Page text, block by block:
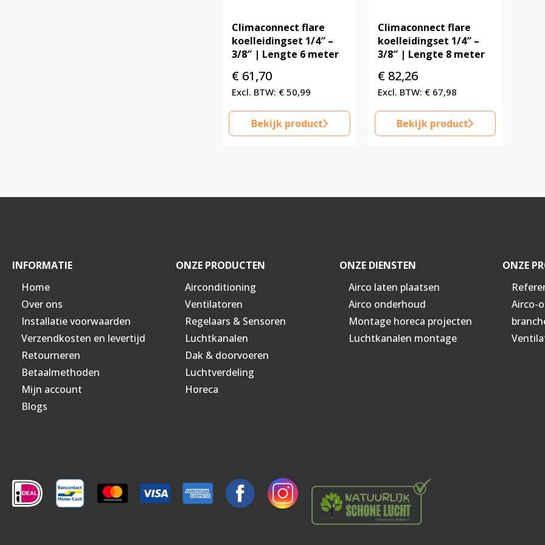
Climaconnect flare
koelleidingset 1/4″ –
3/8″ | Lengte 6 meter
€ 61,70
€ 50,99
Bekijk product
Climaconnect flare
koelleidingset 1/4″ –
3/8″ | Lengte 8 meter
€82,26
€67,98
Bekijk product
INFORMATIE
Home
Over ons
Installatie voorwaarden
Verzendkosten en levertijd
Retourneren
Betaalmethoden
Mijn account
Blogs
ONZE PRODUCTEN
Airconditioning
Ventilatoren
Regelaars & Sensoren
Luchtkanalen
Dak & doorvoeren
Luchtverdeling
Horeca
ONZE DIENSTEN
Airco laten plaatsen
Airco onderhoud
Montage horeca projecten
Luchtkanalen montage
ONZE
Airco-